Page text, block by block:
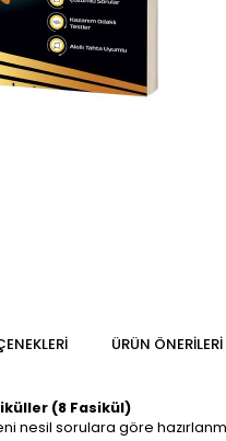
ÜRÜN ÖNERILERI
(8 Fasikül)
nesil sorulara göre